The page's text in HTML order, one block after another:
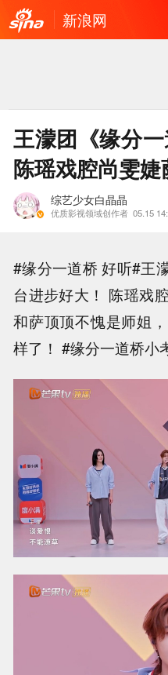
新浪网
王濛团《缘分
陈瑶戏腔尚雯
综艺少女白晶晶
优质影视领域创作者 05.15
#缘分一道桥 好听#王
台进步好大！ 陈瑶戏
和萨顶顶不愧是师姐
样了！ #缘分一道桥小